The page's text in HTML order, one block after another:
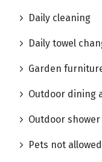
Daily cleaning
Daily towel
Garden
Outdoor dining
Outdoor shower
Pets not allowed